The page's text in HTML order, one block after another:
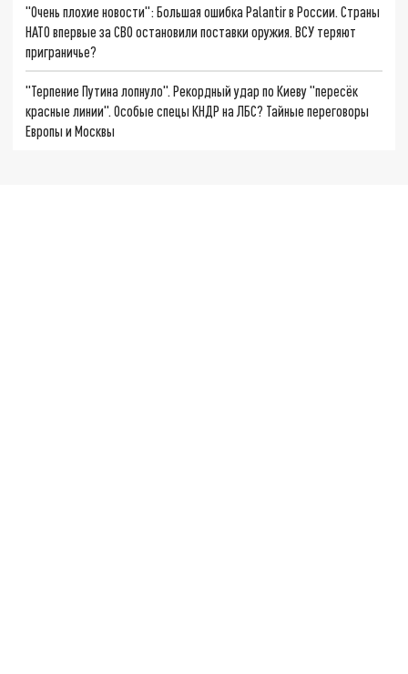
"Очень плохие новости": Большая ошибка Palantir в России. Страны
НАТО впервые за СВО остановили поставки оружия. ВСУ теряют
приграничье?
"Терпение Путина лопнуло". Рекордный удар по Киеву "пересёк
красные линии". Особые спецы КНДР на ЛБС? Тайные переговоры
Европы и Москвы